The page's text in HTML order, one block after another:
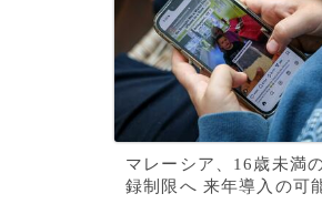
マレーシア、16歳未満
録制限へ 来年導入の可